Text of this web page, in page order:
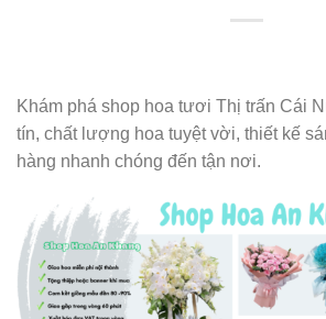
Khám phá shop hoa tươi Thị trấn Cái
tín, chất lượng hoa tuyệt vời, thiết kế
hàng nhanh chóng đến tận nơi.